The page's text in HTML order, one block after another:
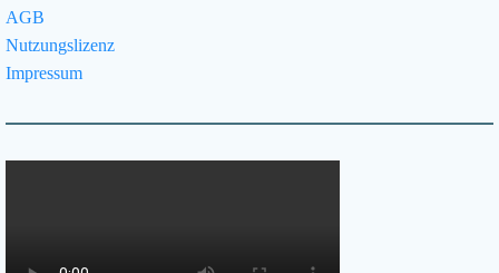
AGB
Nutzungslizenz
Impressum